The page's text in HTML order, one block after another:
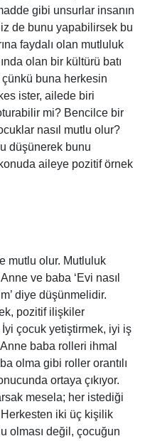
gibi unsurlar insanın
de bunu yapabilirsek bu
faydalı olan mutluluk
olan bir kültürü batı
buna herkesin
ister, ailede biri
mi? Bencilce bir
nasıl mutlu olur?
düşünerek bunu
aileye pozitif örnek
mutlu olur. Mutluluk
ve baba ‘Evi nasıl
diye düşünmelidir.
pozitif ilişkiler
çocuk yetiştirmek, iyi iş
baba rolleri ihmal
olma gibi roller orantılı
ortaya çıkıyor.
mesela; her istediği
iki üç kişilik
olması değil, çocuğun